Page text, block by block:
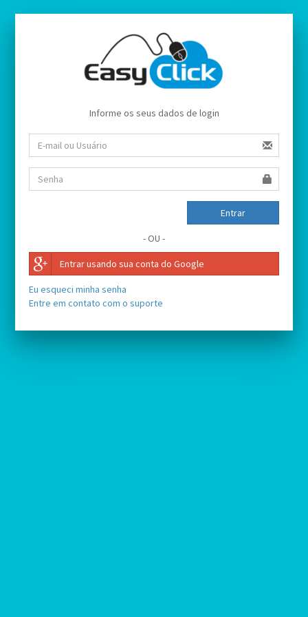
Informe os seus dados de login
Entrar
- OU -
Entrar usando sua conta do Google
Eu esqueci minha senha
Entre em contato com o suporte